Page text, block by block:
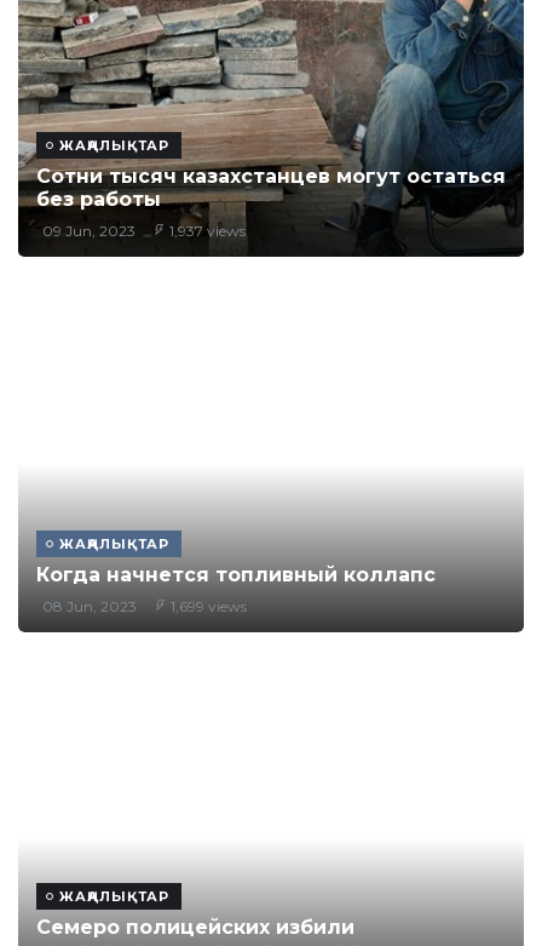
ЖАҢАЛЫҚТАР
Сотни тысяч казахстанцев могут остаться
без работы
09 Jun, 2023 1,937 views
ЖАҢАЛЫҚТАР
Когда начнется топливный коллапс
08 Jun, 2023 1,699 views
ЖАҢАЛЫҚТАР
Семеро полицейских избили